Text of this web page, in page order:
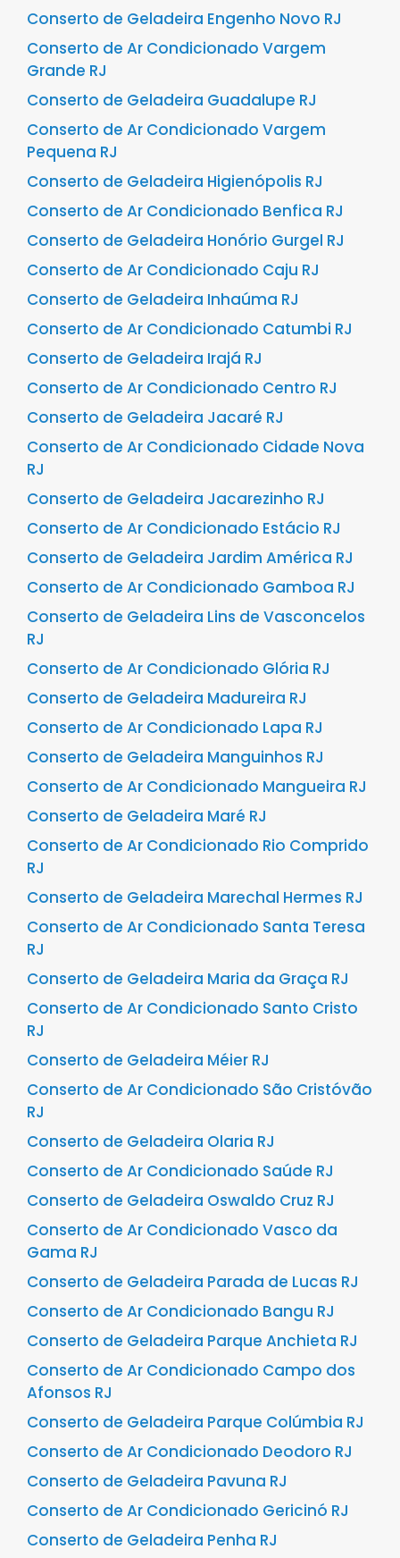
Conserto de Geladeira Engenho Novo RJ
Conserto de Ar Condicionado Vargem
Grande RJ
Conserto de Geladeira Guadalupe RJ
Conserto de Ar Condicionado Vargem
Pequena RJ
Conserto de Geladeira Higienópolis RJ
Conserto de Ar Condicionado Benfica RJ
Conserto de Geladeira Honório Gurgel RJ
Conserto de Ar Condicionado Caju RJ
Conserto de Geladeira Inhaúma RJ
Conserto de Ar Condicionado Catumbi RJ
Conserto de Geladeira Irajá RJ
Conserto de Ar Condicionado Centro RJ
Conserto de Geladeira Jacaré RJ
Conserto de Ar Condicionado Cidade Nova
RJ
Conserto de Geladeira Jacarezinho RJ
Conserto de Ar Condicionado Estácio RJ
Conserto de Geladeira Jardim América RJ
Conserto de Ar Condicionado Gamboa RJ
Conserto de Geladeira Lins de Vasconcelos
RJ
Conserto de Ar Condicionado Glória RJ
Conserto de Geladeira Madureira RJ
Conserto de Ar Condicionado Lapa RJ
Conserto de Geladeira Manguinhos RJ
Conserto de Ar Condicionado Mangueira RJ
Conserto de Geladeira Maré RJ
Conserto de Ar Condicionado Rio Comprido
RJ
Conserto de Geladeira Marechal Hermes RJ
Conserto de Ar Condicionado Santa Teresa
RJ
Conserto de Geladeira Maria da Graça RJ
Conserto de Ar Condicionado Santo Cristo
RJ
Conserto de Geladeira Méier RJ
Conserto de Ar Condicionado São Cristóvão
RJ
Conserto de Geladeira Olaria RJ
Conserto de Ar Condicionado Saúde RJ
Conserto de Geladeira Oswaldo Cruz RJ
Conserto de Ar Condicionado Vasco da
Gama RJ
Conserto de Geladeira Parada de Lucas RJ
Conserto de Ar Condicionado Bangu RJ
Conserto de Geladeira Parque Anchieta RJ
Conserto de Ar Condicionado Campo dos
Afonsos RJ
Conserto de Geladeira Parque Colúmbia RJ
Conserto de Ar Condicionado Deodoro RJ
Conserto de Geladeira Pavuna RJ
Conserto de Ar Condicionado Gericinó RJ
Conserto de Geladeira Penha RJ